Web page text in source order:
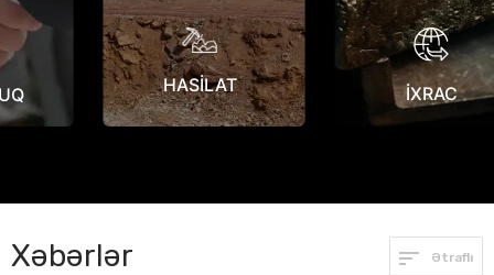
HASİLAT İXRAC
Xəbərlər Ətraflı